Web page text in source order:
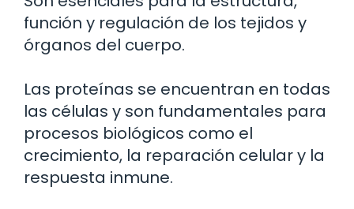
función y regulación de los tejidos y
órganos del cuerpo.
Las proteínas se encuentran en todas
las células y son fundamentales para
procesos biológicos como el
crecimiento, la reparación celular y la
respuesta inmune.